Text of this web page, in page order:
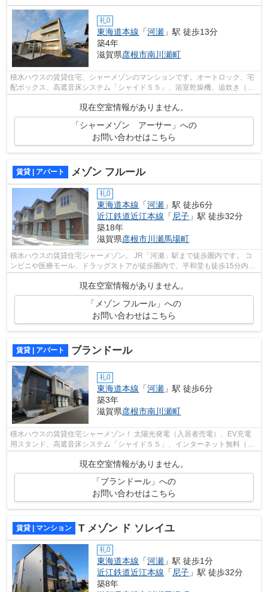
礼0
東海道本線 「河瀬 」駅 徒歩13分
築4年
滋賀県彦根市南川瀬町
積水ハウスの賃貸住宅、シャーメゾンのマンションです。オートロック、宅
配ボックス、高遮音床システム「シャイド５５」、浴室乾燥機、追炊き（セ
現在空室情報がありません。
「シャーメゾン アーサー」への
お問い合わせはこちら
賃貸 | アパート メゾン フルール
礼0
東海道本線 「河瀬 」駅 徒歩6分
近江鉄道近江本線 「 尼子 」駅 徒歩32分
築18年
滋賀県彦根市川瀬馬場町
積水ハウスの賃貸住宅シャーメゾン。 JR「河瀬」駅まで徒歩圏内です。 コ
ンビニや医療モール、ドラッグストアが徒歩圏内で、平和堂も徒歩15分内に
有り生活に便利な場所です。 追炊き、...
現在空室情報がありません。
「メゾン フルール」への
お問い合わせはこちら
賃貸 | アパート ブランドール
礼0
東海道本線 「河瀬 」駅 徒歩6分
築3年
滋賀県彦根市南川瀬町
積水ハウスの賃貸住宅シャーメゾン！ 太陽光発電（入居者売電）、EV充電
用スタンド、高遮音床システム「シャイド５５」、インターネット無料（Wi-
Fi対応）、IHコンロ、追炊き機能、浴...
現在空室情報がありません。
「ブランドール」への
お問い合わせはこちら
賃貸 | マンション T メゾン ド ソレイユ
礼0
東海道本線 「河瀬 」駅 徒歩1分
近江鉄道近江本線 「尼子 」駅 徒歩32分
築8年